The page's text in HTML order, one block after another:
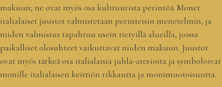
makuun; ne ovat myös osa kulttuurista perintöä. Monet
italialaiset juustot valmistetaan perinteisin menetelmin, ja
niiden valmistus tapahtuu usein tietyillä alueilla, joissa
paikalliset olosuhteet vaikuttavat niiden makuun. Juustot
ovat myös tärkeä osa italialaisia juhla-aterioita ja symboloivat
monille italialaisen keittiön rikkautta ja monimuotoisuutta.